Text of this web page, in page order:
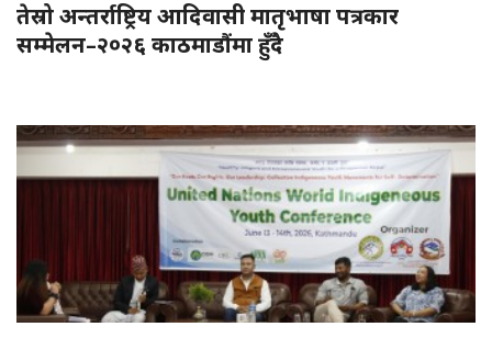
तेस्रो अन्तर्राष्ट्रिय आदिवासी मातृभाषा पत्रकार
सम्मेलन–२०२६ काठमाडौंमा हुँदै